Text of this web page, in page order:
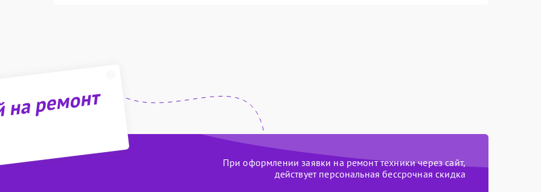
ремонт
При оформлении заявки на ремонт техники через сайт,
действует персональная бессрочная скидка